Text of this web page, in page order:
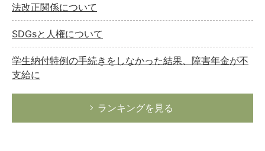
法改正関係について
SDGsと人権について
学生納付特例の手続きをしなかった結果、障害年金が不
支給に
ランキングを見る